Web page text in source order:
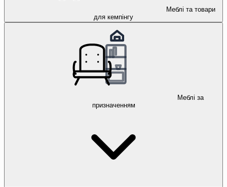
Меблі та товари
для кемпінгу
Меблі за
призначенням